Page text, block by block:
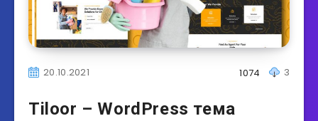
20.10.2021 3
1074
Tiloor – WordPress тема